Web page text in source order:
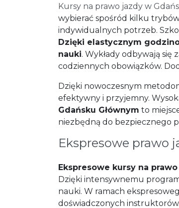
Kursy na prawo jazdy w
wybierać spośród kilku
indywidualnych potrzeb.
Dzięki elastycznym
nauki. Wykłady odbywają
codziennych obowiązków.
Dzięki nowoczesnym
efektywny i przyjemny.
Gdańsku Głównym to
niezbędną do bezpiecznego
Ekspresowe prawo
Ekspresowe kursy na
Dzięki intensywnemu
nauki. W ramach
doświadczonych